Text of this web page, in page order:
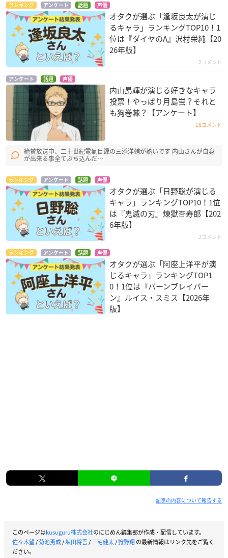
05 このまま君だけを奪い去りたい（DEEN） Vo.笠間淳
06 恋人（鈴木雅之） Vo. 三宅健太
07 夏の日の1993（class） Vo. 沢城千春
08 Tomorrow never knows（Mr.Children）Vo.
09 チェリー（スピッツ） Vo.
10 SOUL LOVE（GLAY） Vo.
[Re:collection] HIT SONG cover series feat.voic
e actors 2 ~00’s-10’s EDITION~
05 三日月（絢香） Vo.神尾晋一郎
06 COLORS（FLOW） Vo.天﨑滉平
サー
10 虹（Aqua Timez） Vo.菊池勇成
ランキング アンケート 話題 声優
オタクが選ぶ「逢坂良太が演じ
るキャラ」ランキングTOP10！1
位は『ダイヤのA』沢村栄純【20
26年版】
2コメント
アンケート 話題 声優
内山昂輝が演じる好きなキャラ
投票！やっぱり月島蛍？それと
も狗巻棘？【アンケート】
18コメント
絶賛放送中、二十世紀電氣目録の三添洋輔が熱いです 内山さんが自身
が出来る事全てぶち込んだ…
ランキング アンケート 話題 声優
オタクが選ぶ「日野聡が演じる
キャラ」ランキングTOP10！1位
は『鬼滅の刃』煉󠄁獄杏寿郎【202
6年版】
2コメント
ランキング アンケート 話題 声優
オタクが選ぶ「阿座上洋平が演
じるキャラ」ランキングTOP1
0！1位は『バーンブレイバー
ン』ルイス・スミス【2026年
版】
記事の内容について報告する
このページはkusuguru株式会社のにじめん編集部が作成・配信しています。
佐々木望/菊池勇成/坂田将吾/三宅健太/狩野翔 の最新情報はリンク先をご覧く
ださい。